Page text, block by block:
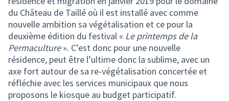
du Château de Taillé où il est installé avec comme
nouvelle ambition sa végétalisation et ce pour la
deuxième édition du festival « Le printemps de la
Permaculture». C’est donc pour une nouvelle
résidence, peut être l’ultime donc la sublime, avec un
axe fort autour de sa re-végétalisation concertée et
réfléchie avec les services municipaux que nous
proposons le kiosque au budget participatif.